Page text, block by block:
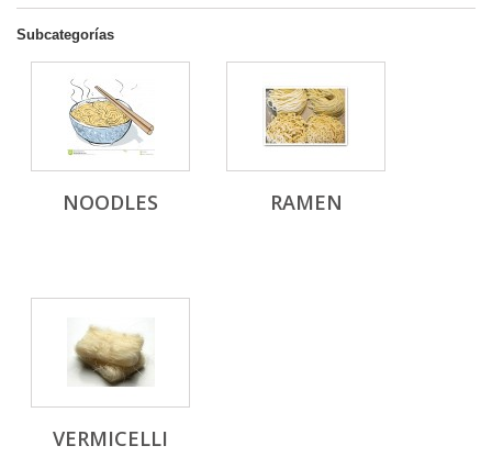
Subcategorías
NOODLES RAMEN
VERMICELLI